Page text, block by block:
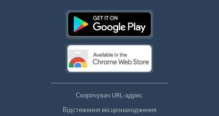
Скорочувач URL-адрес
Відстеження місцезнаходження